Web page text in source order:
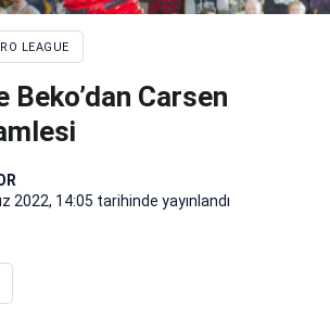
LEAGUE
Beko’dan Carsen
2022, 14:05 tarihinde yayınlandı